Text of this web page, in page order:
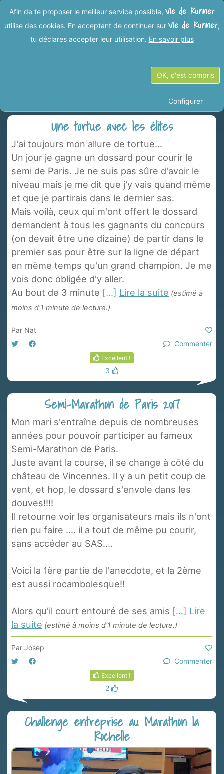
Vies de Runner dans la
catégorie "Marathon"
Une tortue avec les élites
J'ai toujours mon allure de tortue...
Un jour je gagne un dossard pour courir le
semi de Paris. Je ne suis pas sûre d'avoir le
niveau mais je me dit que j'y vais quand même
et que je partirais dans le dernier sas.
Mais voilà, ceux qui m'ont offert le dossard
demandent à tous les gagnants du concours
(on devait être une dizaine) de partir dans le
premier sas pour être sur la ligne de départ
en même temps qu'un grand champion. Je me
vois donc obligée d'y aller.
Au bout de 3 minute [...] Lire la suite (estimé à
moins d'1 minute de lecture.)
Par Nat
Commenter
Excellent !
3
Semi-Marathon de Paris 2017
Mon mari s'entraîne depuis de nombreuses
années pour pouvoir participer au fameux
Semi-Marathon de Paris.
Juste avant la course, il se change à côté du
château de Vincennes. Il y a un petit coup de
vent, et hop, le dossard s'envole dans les
douves!!!!
Il retourne voir les organisateurs mais ils n'ont
rien pu faire .... il a tout de même pu courir,
sans accéder au SAS....
Voici la 1ère partie de l'anecdote, et la 2ème
est aussi rocambolesque!!
Alors qu'il court entouré de ses amis [...] Lire
la suite (estimé à moins d'1 minute de lecture.)
Par Josep
Commenter
Excellent !
2
Challenge entreprise au Marathon la
Rochelle
Afin de te proposer le meilleur service possible, Vie de Runner
utilise des cookies. En acceptant de continuer sur Vie de Runner,
tu déclares accepter leur utilisation. En savoir plus
OK, c'est compris
Configurer